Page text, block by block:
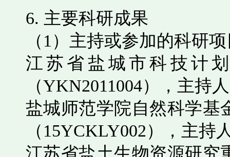
6. 主要科研成果
（ 1 ）主持或参加的科研
江苏省盐城市科技计
（YKN2011004），主持
盐城师范学院自然科学基
（ 15YCKLY002），主持
江苏省盐土生物资源研究